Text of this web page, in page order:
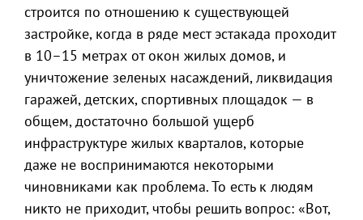
строится по отношению к существующей
застройке, когда в ряде мест эстакада проходит
в 10–15 метрах от окон жилых домов, и
уничтожение зеленых насаждений, ликвидация
гаражей, детских, спортивных площадок — в
общем, достаточно большой ущерб
инфраструктуре жилых кварталов, которые
даже не воспринимаются некоторыми
чиновниками как проблема. То есть к людям
никто не приходит, чтобы решить вопрос: «Вот,